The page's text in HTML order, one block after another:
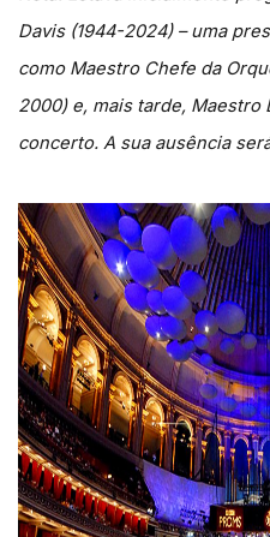
Davis (1944-2024) – uma
como Maestro Chefe da
2000) e, mais tarde,
concerto. A sua ausência